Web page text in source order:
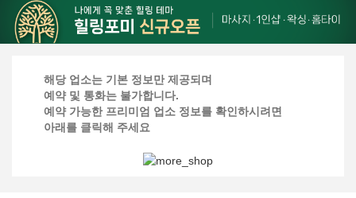
해당 업소는 기본 정보만 제공되며
예약 및 통화는 불가합니다.
예약 가능한 프리미엄 업소 정보를 확인하시려면
아래를 클릭해 주세요